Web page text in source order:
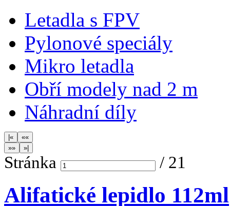
Letadla s FPV
Pylonové speciály
Mikro letadla
Obří modely nad 2 m
Náhradní díly
Stránka / 21
Alifatické lepidlo 112ml